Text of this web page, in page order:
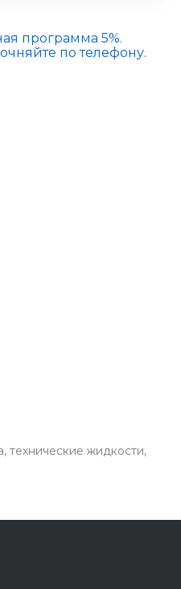
программа 5%.
по телефону.
технические жидкости,